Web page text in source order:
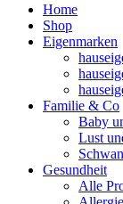
Home
Shop
Eigenmarken
Familie & Co
Baby
Lust
Gesundheit
Alle